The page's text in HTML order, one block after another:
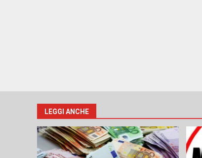
LEGGI ANCHE